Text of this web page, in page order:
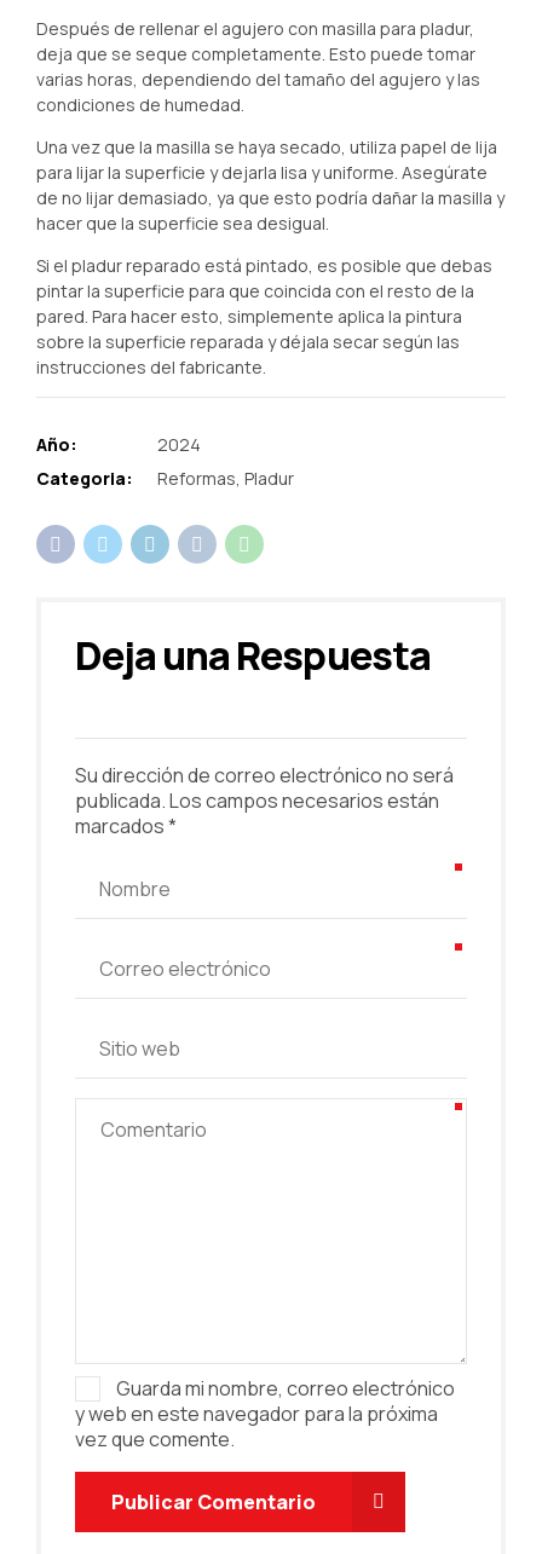
Después de rellenar el agujero con masilla para pladur,
deja que se seque completamente. Esto puede tomar
varias horas, dependiendo del tamaño del agujero y las
condiciones de humedad.
Una vez que la masilla se haya secado, utiliza papel de lija
para lijar la superficie y dejarla lisa y uniforme. Asegúrate
de no lijar demasiado, ya que esto podría dañar la masilla y
hacer que la superficie sea desigual.
Si el pladur reparado está pintado, es posible que debas
pintar la superficie para que coincida con el resto de la
pared. Para hacer esto, simplemente aplica la pintura
sobre la superficie reparada y déjala secar según las
instrucciones del fabricante.
Año:
2024
Categoria:
Reformas, Pladur
Deja una Respuesta
Su dirección de correo electrónico no será
publicada. Los campos necesarios están
marcados *
Guarda mi nombre, correo electrónico
y web en este navegador para la próxima
vez que comente.
Publicar Comentario